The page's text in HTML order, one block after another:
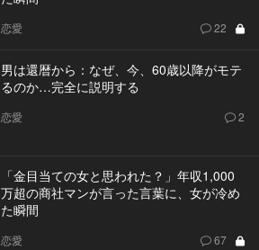
恋愛 22
男は還暦から：なぜ、今、60歳以降がモテ
るのか…完全に説明する
恋愛 2
「金目当ての女と思われた？」年収1,000
万超の商社マンが言った言葉に、女が冷め
た瞬間
恋愛 67